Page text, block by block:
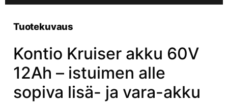
Tuotekuvaus
Kontio Kruiser akku 60V
12Ah – istuimen alle
sopiva lisä- ja vara-akku